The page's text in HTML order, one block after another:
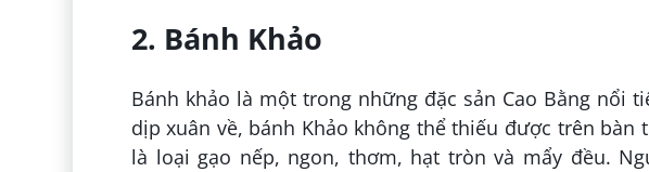
2. Bánh Khảo
Bánh khảo là một trong những đặc sản Cao Bằng nổi
dịp xuân về, bánh Khảo không thể thiếu được trên
là loại gạo nếp, ngon, thơm, hạt tròn và mẩy đều.